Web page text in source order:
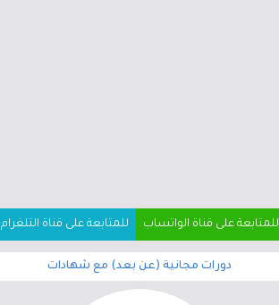
للمتابعة على قناة الواتساب للمتابعة على قناة التلغرام
دورات مجانية (عن بعد) مع شهادات